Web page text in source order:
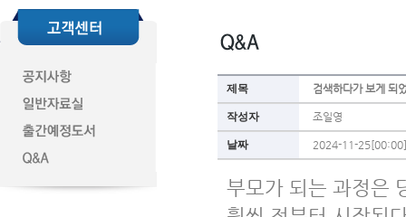
제목 검색하다가 보게 되
작성자 조일영
날짜 2024-11-25[00:00]
부모가 되는 과정은